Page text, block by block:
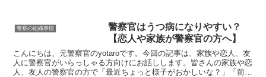
警察の組織事情
警察官はうつ病になりやすい？
【恋人や家族が警察官の方へ】
こんにちは、元警察官のyotaroです。今回の記事は、家族や恋人、友
人に警察官がいらっしゃる方向けにお話しします。皆さんの家族や恋
人、友人の警察官の方で「最近ちょっと様子がおかしいな？」「前よ